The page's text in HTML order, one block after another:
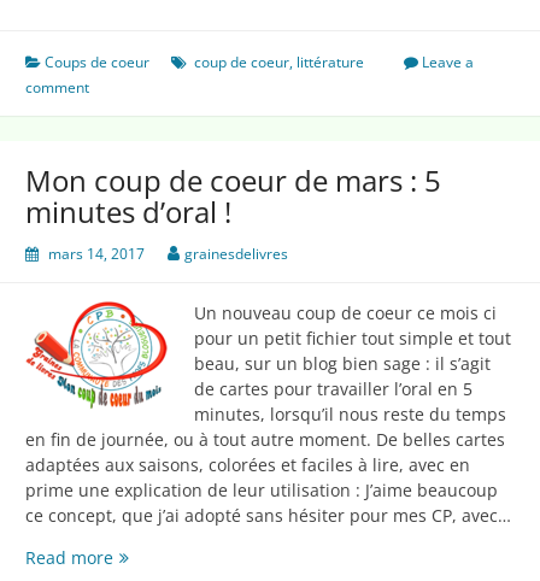
de
coeur
Coups de coeur coup de coeur, littérature
Leave a
comment
Mon coup de coeur de mars : 5
minutes d’oral !
mars 14, 2017 grainesdelivres
Un nouveau coup de coeur ce mois ci
pour un petit fichier tout simple et tout
beau, sur un blog bien sage : il s’agit
de cartes pour travailler l’oral en 5
minutes, lorsqu’il nous reste du temps
en fin de journée, ou à tout autre moment. De belles cartes
adaptées aux saisons, colorées et faciles à lire, avec en
prime une explication de leur utilisation : J’aime beaucoup
ce concept, que j’ai adopté sans hésiter pour mes CP, avec…
Read moreMon